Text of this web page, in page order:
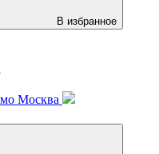
В избранное